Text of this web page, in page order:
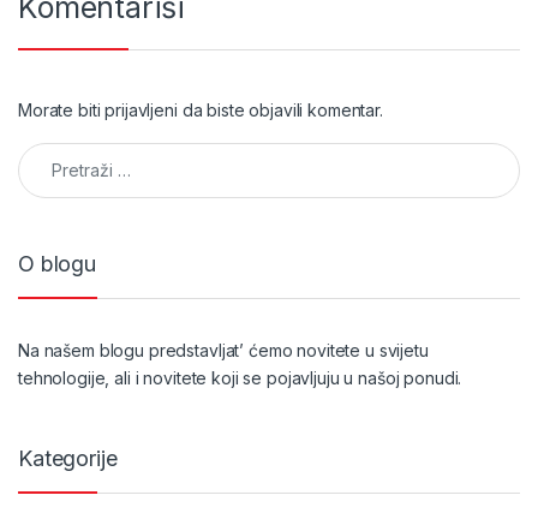
Komentariši
Morate bitiprijavljeni da biste objavili komentar.
Pretraga:
O blogu
Na našem blogu predstavljat’ ćemo novitete u svijetu
tehnologije, ali i novitete koji se pojavljuju u našoj ponudi.
Kategorije